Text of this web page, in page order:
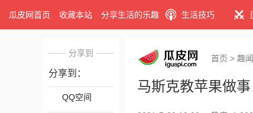
瓜皮网首页 收藏本站 分享生活的乐趣 生活技巧
分享到
分享到：
QQ空间
首页 > 趣闻
马斯克教苹果做事